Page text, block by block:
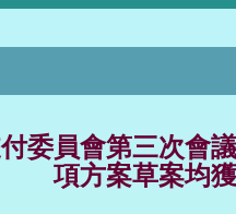
委員會第三次會
項方案草案均